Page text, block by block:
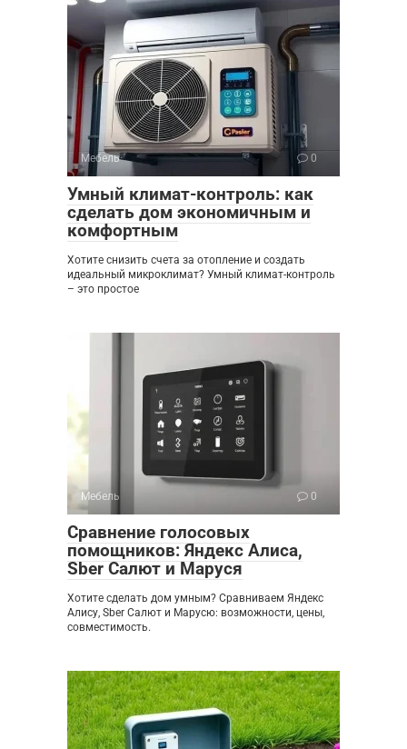
Мебель 0
Умный климат-контроль: как
сделать дом экономичным и
комфортным
Хотите снизить счета за отопление и создать
идеальный микроклимат? Умный климат-контроль
– это простое
Мебель 0
Сравнение голосовых
помощников: Яндекс Алиса,
Sber Салют и Маруся
Хотите сделать дом умным? Сравниваем Яндекс
Алису, Sber Салют и Марусю: возможности, цены,
совместимость.